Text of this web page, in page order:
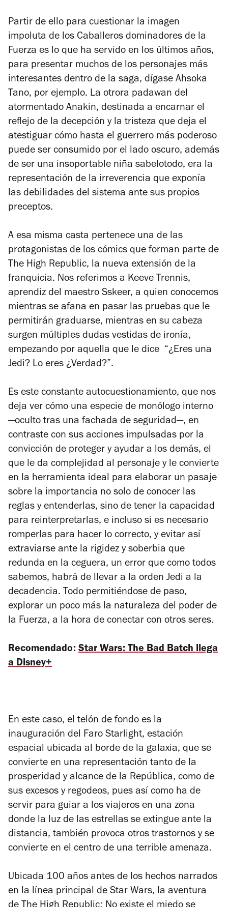
Partir de ello para cuestionar la imagen
impoluta de los Caballeros dominadores de la
Fuerza es lo que ha servido en los últimos años,
para presentar muchos de los personajes más
interesantes dentro de la saga, dígase Ahsoka
Tano, por ejemplo. La otrora padawan del
atormentado Anakin, destinada a encarnar el
reflejo de la decepción y la tristeza que deja el
atestiguar cómo hasta el guerrero más poderoso
puede ser consumido por el lado oscuro, además
de ser una insoportable niña sabelotodo, era la
representación de la irreverencia que exponía
las debilidades del sistema ante sus propios
preceptos.
A esa misma casta pertenece una de las
protagonistas de los cómics que forman parte de
The High Republic, la nueva extensión de la
franquicia. Nos referimos a Keeve Trennis,
aprendiz del maestro Sskeer, a quien conocemos
mientras se afana en pasar las pruebas que le
permitirán graduarse, mientras en su cabeza
surgen múltiples dudas vestidas de ironía,
empezando por aquella que le dice “¿Eres una
Jedi? Lo eres ¿Verdad?”.
Es este constante autocuestionamiento, que nos
deja ver cómo una especie de monólogo interno
—oculto tras una fachada de seguridad—, en
contraste con sus acciones impulsadas por la
convicción de proteger y ayudar a los demás, el
que le da complejidad al personaje y le convierte
en la herramienta ideal para elaborar un pasaje
sobre la importancia no solo de conocer las
reglas y entenderlas, sino de tener la capacidad
para reinterpretarlas, e incluso si es necesario
romperlas para hacer lo correcto, y evitar así
extraviarse ante la rigidez y soberbia que
redunda en la ceguera, un error que como todos
sabemos, habrá de llevar a la orden Jedi a la
decadencia. Todo permitiéndose de paso,
explorar un poco más la naturaleza del poder de
la Fuerza, a la hora de conectar con otros seres.
Recomendado: Star Wars: The Bad Batch llega
a Disney+
En este caso, el telón de fondo es la
inauguración del Faro Starlight, estación
espacial ubicada al borde de la galaxia, que se
convierte en una representación tanto de la
prosperidad y alcance de la República, como de
sus excesos y regodeos, pues así como ha de
servir para guiar a los viajeros en una zona
donde la luz de las estrellas se extingue ante la
distancia, también provoca otros trastornos y se
convierte en el centro de una terrible amenaza.
Ubicada 100 años antes de los hechos narrados
en la línea principal de Star Wars, la aventura